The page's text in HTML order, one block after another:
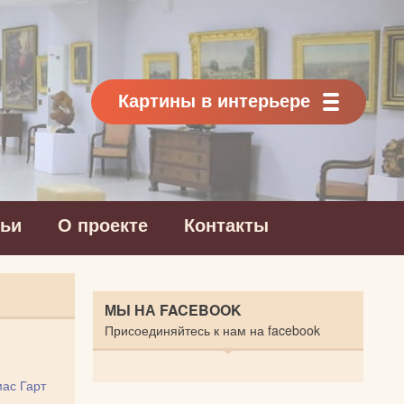
Картины в интерьере
О проекте Контакты
Гарт
МЫ НА FACEBOOK
Присоединяйтесь к нам на facebook